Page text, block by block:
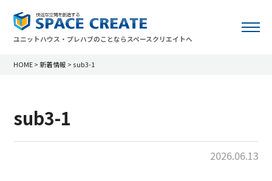
ユニットハウス・プレハブのことならスペースクリエイトへ
HOME > 新着情報 > sub3-1
sub3-1
2026.06.13